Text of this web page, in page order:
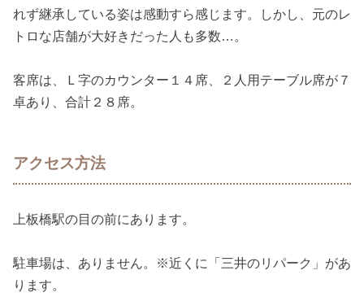
れず継承している姿は感動すら感じます。しかし、元のレ
トロな店舗が大好きだった人も多数…。
客席は、Ｌ字のカウンター１４席、２人用テーブル席が７
卓あり、合計２８席。
アクセス方法
上板橋駅の目の前にあります。
駐車場は、ありません。※近くに「三井のリパーク」があ
ります。